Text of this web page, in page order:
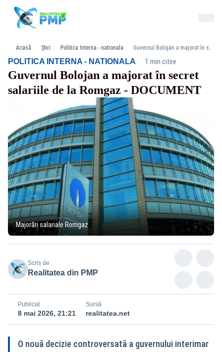
Acasă Știri Politica Interna - nationala Guvernul Bolojan a majorat în secret salariile de la Romgaz - DOCUMENT
POLITICA INTERNA - NATIONALA· 1 min citire
Guvernul Bolojan a majorat în secret
salariile de la Romgaz - DOCUMENT
Majorări salariale Romgaz
Scris de
Realitatea din PMP
Publicat
8 mai 2026, 21:21
Sursă
realitatea.net
O nouă decizie controversată a guvernului interimar